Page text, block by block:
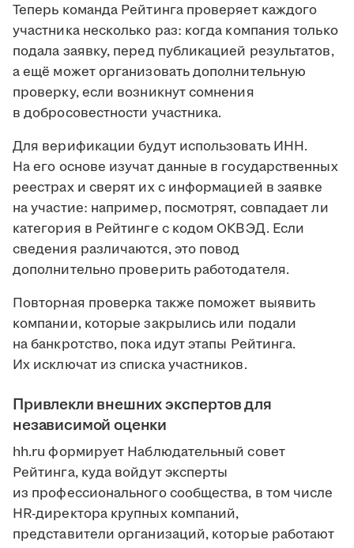
Теперь команда Рейтинга проверяет каждого
участника несколько раз: когда компания только
подала заявку, перед публикацией результатов,
а ещё может организовать дополнительную
проверку, если возникнут сомнения
в добросовестности участника.
Для верификации будут использовать ИНН.
На его основе изучат данные в государственных
реестрах и сверят их с информацией в заявке
на участие: например, посмотрят, совпадает ли
категория в Рейтинге с кодом ОКВЭД. Если
сведения различаются, это повод
дополнительно проверить работодателя.
Повторная проверка также поможет выявить
компании, которые закрылись или подали
на банкротство, пока идут этапы Рейтинга.
Их исключат из списка участников.
Привлекли внешних экспертов для
независимой оценки
hh.ru формирует Наблюдательный совет
Рейтинга, куда войдут эксперты
из профессионального сообщества, в том числе
HR-директора крупных компаний,
представители организаций, которые работают